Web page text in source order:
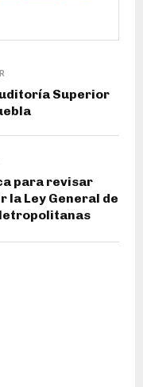
Superior
para revisar
la Ley General de